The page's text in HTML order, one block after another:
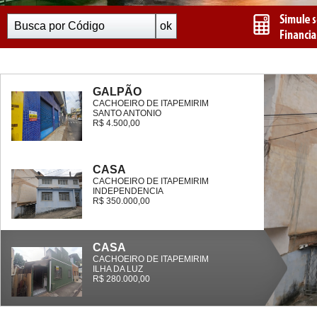
GALPÃO
CACHOEIRO DE ITAPEMIRIM
SANTO ANTONIO
R$ 4.500,00
CASA
CACHOEIRO DE ITAPEMIRIM
INDEPENDENCIA
R$ 350.000,00
CASA
CACHOEIRO DE ITAPEMIRIM
ILHA DA LUZ
R$ 280.000,00